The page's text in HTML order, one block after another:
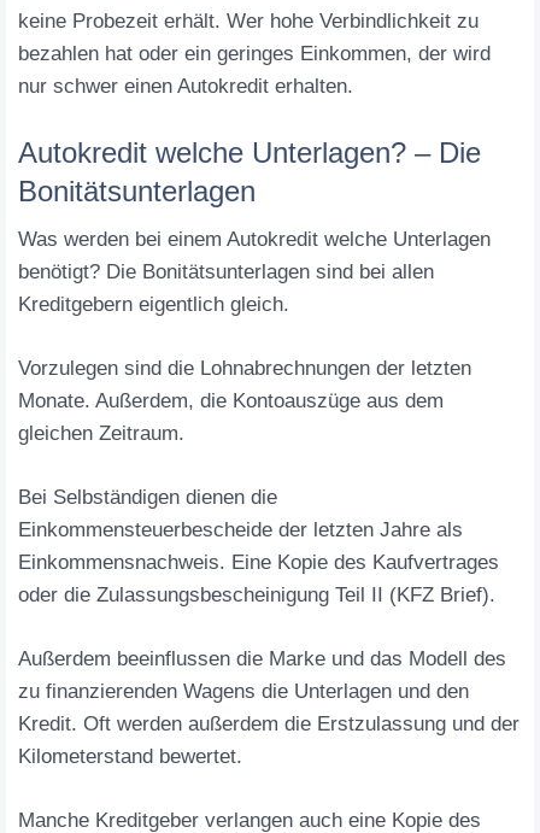
keine Probezeit erhält. Wer hohe Verbindlichkeit zu
bezahlen hat oder ein geringes Einkommen, der wird
nur schwer einen Autokredit erhalten.
Autokredit welche Unterlagen? – Die
Bonitätsunterlagen
Was werden bei einem Autokredit welche Unterlagen
benötigt? Die Bonitätsunterlagen sind bei allen
Kreditgebern eigentlich gleich.
Vorzulegen sind die Lohnabrechnungen der letzten
Monate. Außerdem, die Kontoauszüge aus dem
gleichen Zeitraum.
Bei Selbständigen dienen die
Einkommensteuerbescheide der letzten Jahre als
Einkommensnachweis. Eine Kopie des Kaufvertrages
oder die Zulassungsbescheinigung Teil II (KFZ Brief).
Außerdem beeinflussen die Marke und das Modell des
zu finanzierenden Wagens die Unterlagen und den
Kredit. Oft werden außerdem die Erstzulassung und der
Kilometerstand bewertet.
Manche Kreditgeber verlangen auch eine Kopie des